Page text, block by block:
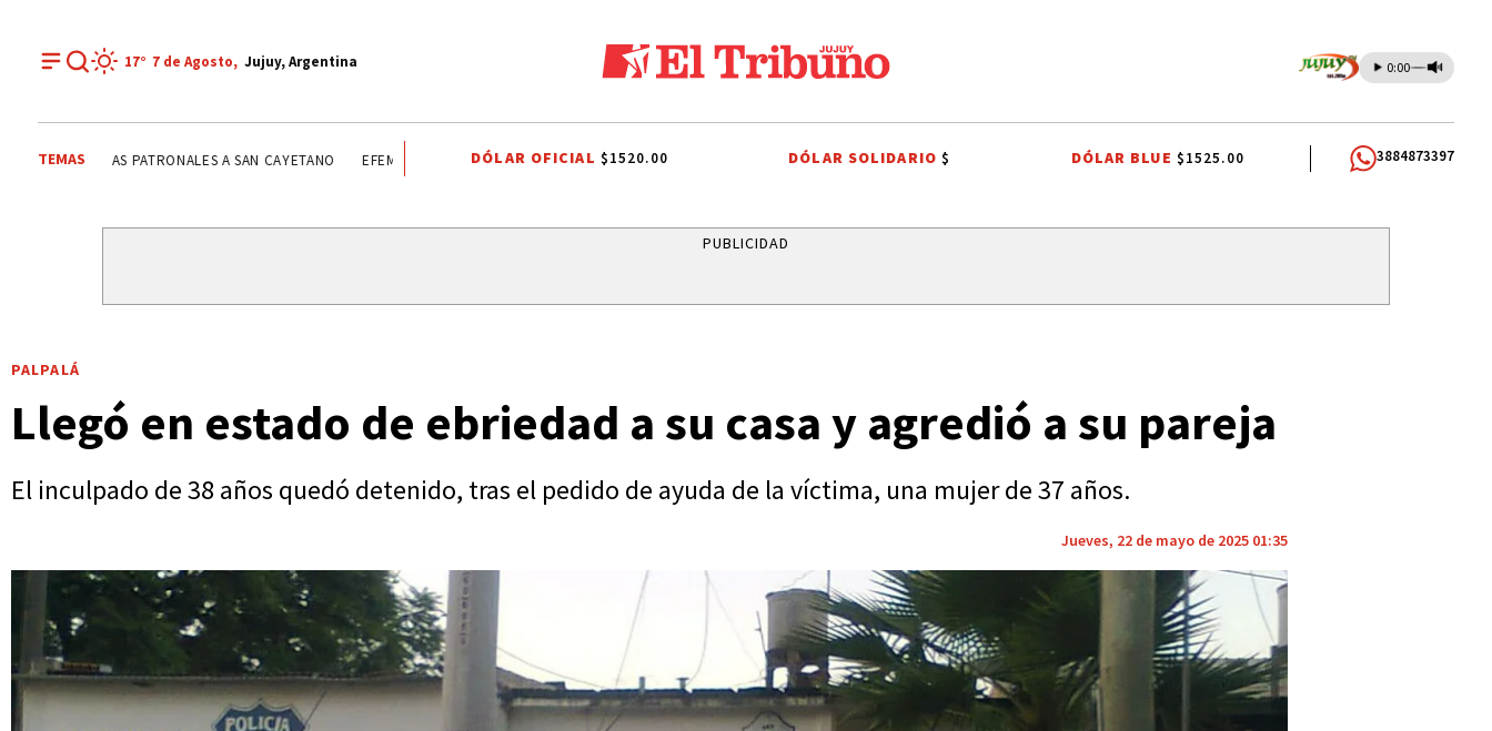
17° 7 de Agosto, Jujuy, Argentina 0:00
TEMAS FIESTAS PATRONALES A SAN CAYETANO FIESTAS PATRONALES A SAN CAYETANO EFEMÉRIDES CONFLICTO PORTUARIO GREMIOS DOCENTES RUBÉN EDUARDO RIVAROLA JORGE GARCÍA
DÓLAR OFICIAL $1520.00 DÓLAR SOLIDARIO$ DÓLAR BLUE $1525.00 3884873397
PUBLICIDAD
PALPALÁ
Llegó en estado de ebriedad a su casa y agredió a su pareja
El inculpado de 38 años quedó detenido, tras el pedido de ayuda de la víctima, una mujer de 37 años.
Jueves, 22 de mayo de 2025 01:35